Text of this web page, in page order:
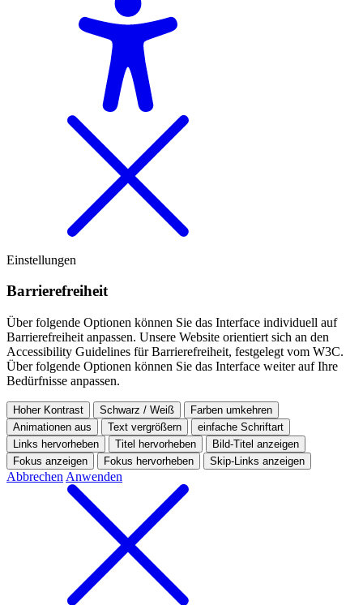
Einstellungen
Barriere­freiheit
Über folgende Optionen können Sie das Interface individuell auf
Barrierefreiheit anpassen. Unsere Website orientiert sich an den
Accessibility Guidelines für Barrierefreiheit, festgelegt vom W3C.
Über folgende Optionen können Sie das Interface weiter auf Ihre
Bedürfnisse anpassen.
Hoher Kontrast Schwarz / Weiß
Farben umkehren
Animationen aus
Text vergrößern
einfache Schriftart
Links hervorheben
Titel hervorheben
Bild-Titel anzeigen
Fokus anzeigen
Fokus hervorheben Skip-Links anzeigen
Abbrechen Anwenden